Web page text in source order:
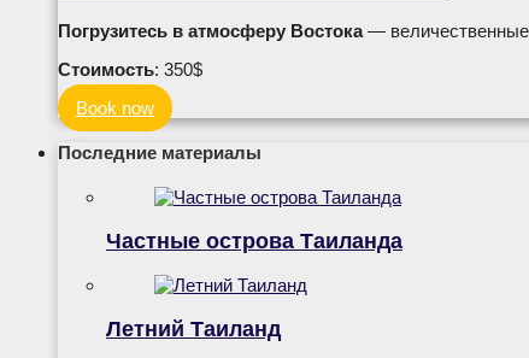
Погрузитесь в атмосферу Востока— величественные
Стоимость: 350$
Book now
Последние материалы
Частные острова Таиланда
Летний Таиланд